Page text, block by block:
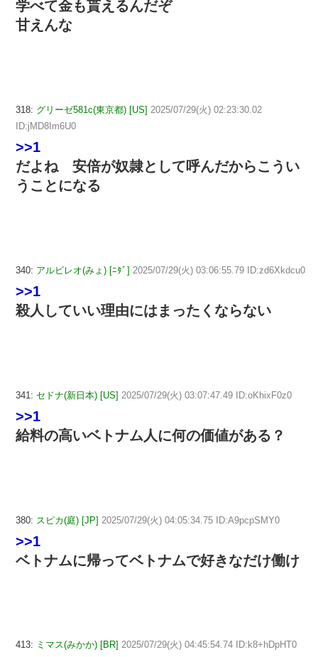
学べて金も貰えるんだぞ
甘えんな
318: グリーゼ581c(東京都) [US] 2025/07/29(火) 02:23:30.02
ID:jMD8Im6U0
>>1
だよね 安倍が奴隷として呼んだからこうい
うことになる
340: アルビレオ(みょ) [ﾆﾀﾞ] 2025/07/29(火) 03:06:55.79 ID:zd6Xkdcu0
>>1
殺人していい理由にはまったくならない
341: セドナ(新日本) [US] 2025/07/29(火) 03:07:47.49 ID:oKhixF0z0
>>1
給料の高いベトナム人に何の価値がある？
380: スピカ(庭) [JP] 2025/07/29(火) 04:05:34.75 ID:A9pcpSMY0
>>1
ベトナムに帰ってベトナムで好きなだけ働け
413: ミマス(みかか) [BR] 2025/07/29(火) 04:45:54.74 ID:k8+hDpHT0